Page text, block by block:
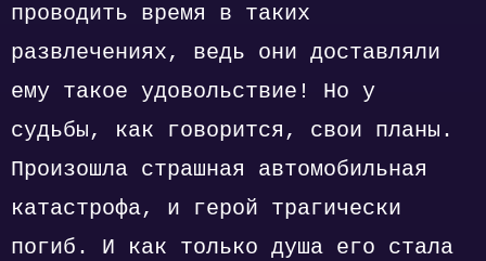
проводить время в таких
развлечениях, ведь они доставляли
ему такое удовольствие! Но у
судьбы, как говорится, свои планы.
Произошла страшная автомобильная
катастрофа, и герой трагически
погиб. И как только душа его стала